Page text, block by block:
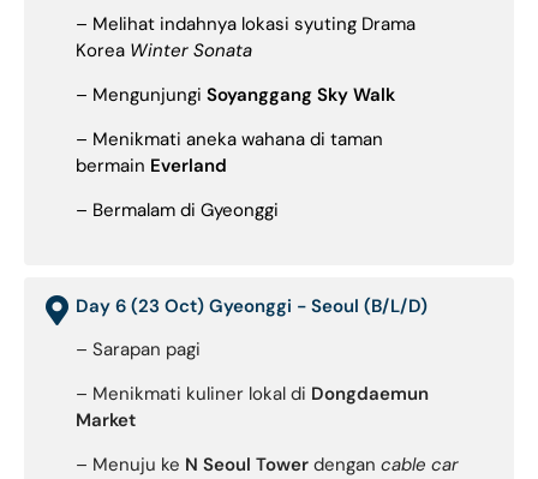
– Melihat indahnya lokasi syuting Drama
Korea Winter Sonata
– Mengunjungi Soyanggang Sky Walk
– Menikmati aneka wahana di taman
bermain Everland
– Bermalam di Gyeonggi
Day 6 (23 Oct) Gyeonggi - Seoul (B/L/D)
– Sarapan pagi
– Menikmati kuliner lokal di Dongdaemun
Market
– Menuju ke N Seoul Tower dengan cable car